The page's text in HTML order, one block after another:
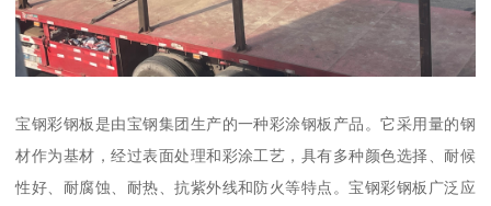
宝钢彩钢板是由宝钢集团生产的一种彩涂钢板产品。它采用量的钢
材作为基材，经过表面处理和彩涂工艺，具有多种颜色选择、耐候
性好、耐腐蚀、耐热、抗紫外线和防火等特点。宝钢彩钢板广泛应